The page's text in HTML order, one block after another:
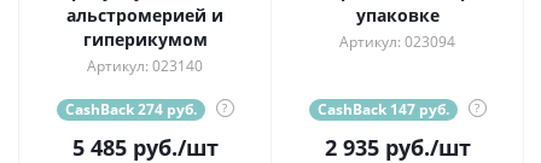
альстромерией и
гиперикумом
Артикул: 023140
CashBack 274 руб. ?
5 485руб./шт
упаковке
Артикул: 023094
CashBack 147 руб. ?
2 935руб./шт